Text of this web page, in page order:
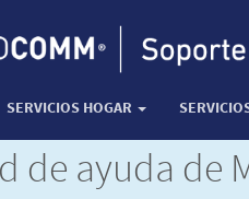
SERVICIOS HOGAR
de ayuda de